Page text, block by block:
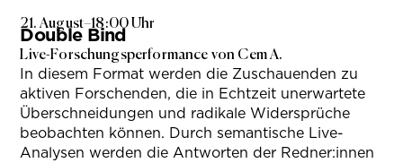
21. August–18:00 Uhr
Double Bind
Live-Forschungsperformance von Cem A.
In diesem Format werden die Zuschauenden zu
aktiven Forschenden, die in Echtzeit unerwartete
Überschneidungen und radikale Widersprüche
beobachten können. Durch semantische Live-
Analysen werden die Antworten der Redner:innen